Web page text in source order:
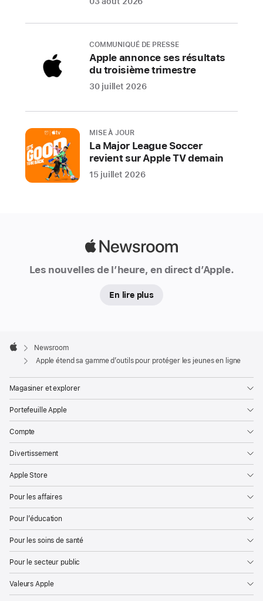
enfant,
possibilité
de
communiquer
tranche
d’âge
garantissant
des
expériences
adaptées
app
jour
concernant
les
recommandations
d’âge
dans
s’engage
à créer
des
technologies
qui
enrichissent
la
COMMUNIQUÉ DE PRESSE
Apple annonce ses résultats
du troisième trimestre
30 juillet 2026
MISE À JOUR
La Major League Soccer
revient sur Apple TV demain
15 juillet 2026
Les nouvelles de l’heure, en direct d’Apple.
En lire plus
Footer

Apple
Newsroom
Apple étend sa gamme d’outils pour protéger les jeunes en ligne
Magasiner et explorer
Portefeuille Apple
Compte
Divertissement
Apple Store
Pour les affaires
Pour l’éducation
Pour les soins de santé
Pour le secteur public
Valeurs Apple